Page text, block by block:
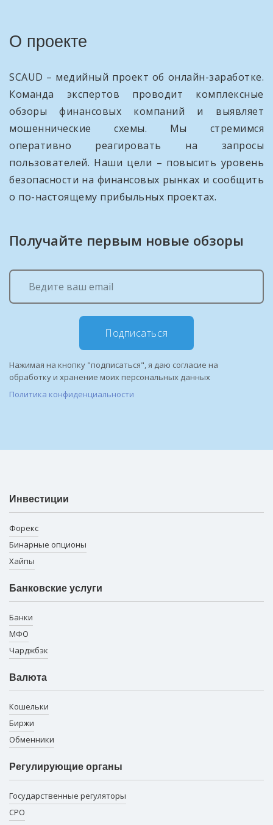
О проекте
SCAUD – медийный проект об онлайн-заработке.
Команда экспертов проводит комплексные
обзоры финансовых компаний и выявляет
мошеннические схемы. Мы стремимся
оперативно реагировать на запросы
пользователей. Наши цели – повысить уровень
безопасности на финансовых рынках и сообщить
о по-настоящему прибыльных проектах.
Получайте первым новые обзоры
Подписаться
Нажимая на кнопку "подписаться", я даю согласие на
обработку и хранение моих персональных данных
Политика конфиденциальности
Инвестиции
Форекс
Бинарные опционы
Хайпы
Банковские услуги
Банки
МФО
Чарджбэк
Валюта
Кошельки
Биржи
Обменники
Регулирующие органы
Государственные регуляторы
СРО